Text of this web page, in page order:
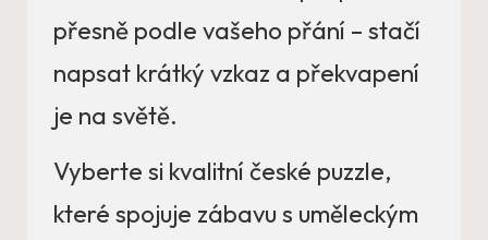
přesně podle vašeho přání – stačí
napsat krátký vzkaz a překvapení
je na světě.
Vyberte si kvalitní české puzzle,
které spojuje zábavu s uměleckým